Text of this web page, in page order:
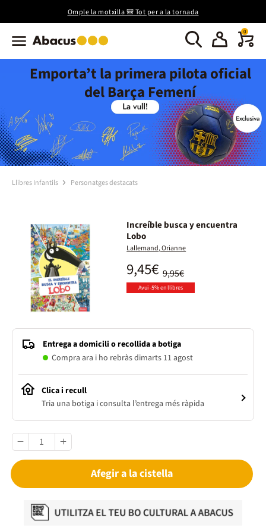
Omple la motxilla 🎒 Tot per a la tornada
0
Emporta’t la primera pilota oficial
del Barça Femení
Llibres Infantils Personatges destacats
Increíble busca y encuentra
Lobo
Lallemand, Orianne
9,95€
9,45€
Avui -5% en llibres
Entrega a domicili o recollida a botiga
Compra ara i ho rebràs dimarts 11 agost
Clica i recull
Tria una botiga i consulta l’entrega més ràpida
Afegir a la cistella